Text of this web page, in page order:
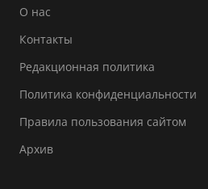
О нас
Контакты
Редакционная политика
Политика конфиденциальности
Правила пользования сайтом
Архив